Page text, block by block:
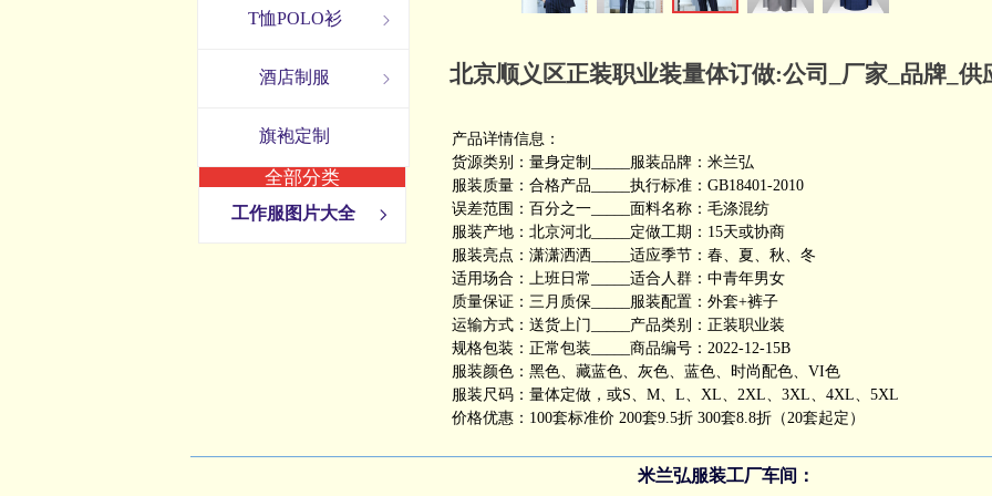
北京顺义区正装职业装量体订做:公司_厂家_品牌_供
ꁇ
T恤POLO衫
ꁇ
酒店制服
旗袍定制
产品详情信息：
货源类别：量身定制_____服装品牌：米兰弘
服装质量：合格产品_____执行标准：GB18401-2010
误差范围：百分之一_____面料名称：毛涤混纺
服装产地：北京河北_____定做工期：15天或协商
服装亮点：潇潇洒洒_____适应季节：春、夏、秋、冬
适用场合：上班日常_____适合人群：中青年男女
质量保证：三月质保_____服装配置：外套+裤子
运输方式：送货上门_____产品类别：正装职业装
规格包装：正常包装_____商品编号：2022-12-15B
服装颜色：黑色、藏蓝色、灰色、蓝色、时尚配色、VI色
服装尺码：量体定做，或S、M、L、XL、2XL、3XL、4XL、5XL
价格优惠：100套标准价 200套9.5折 300套8.8折（20套起定）
米兰弘服装工厂车间：
全部分类
ꁇ
工作服图片大全